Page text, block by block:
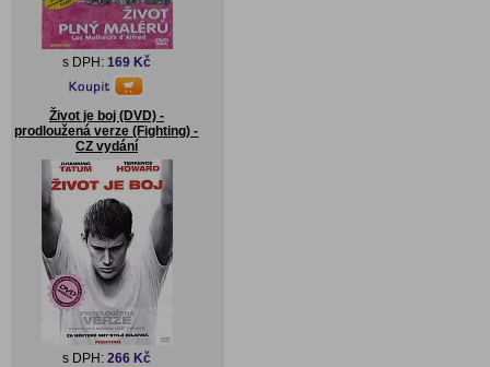
s DPH: 169 Kč
Život je boj (DVD) -
prodloužená verze (Fighting) -
CZ vydání
s DPH: 266 Kč